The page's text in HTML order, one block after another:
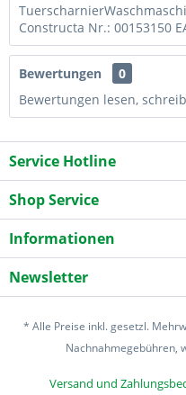
Constructa Nr.: 00153150
Bewertungen
0
Bewertungen lesen,
Service Hotline
Shop Service
Informationen
Newsletter
* Alle Preise inkl. gesetzl.
Nachnahmegebühren,
Versand und